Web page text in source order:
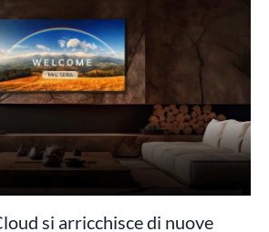
si arricchisce di nuove